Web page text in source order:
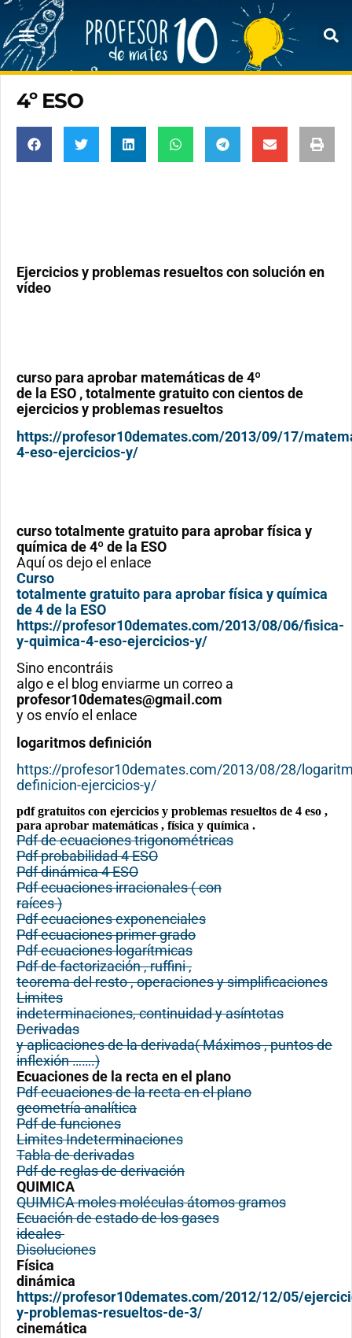
4º ESO
Ejercicios y problemas resueltos con solución en
vídeo
curso para aprobar matemáticas de 4º
de la ESO , totalmente gratuito con cientos de
ejercicios y problemas resueltos
https://profesor10demates.com/2013/09/17/
4-eso-ejercicios-y/
curso totalmente gratuito para aprobar física y
química de 4º de la ESO
Aquí os dejo el enlace
Curso
totalmente gratuito para aprobar física y química
de 4 de la ESO
https://profesor10demates.com/2013/08/06/fisica-
y-quimica-4-eso-ejercicios-y/
Sino encontráis
algo e el blog enviarme un correo a
profesor10demates@gmail.com
y os envío el enlace
logaritmos definición
https://profesor10demates.com/2013/08/28/
definicion-ejercicios-y/
pdf gratuitos con ejercicios y problemas resueltos de 4 eso ,
para aprobar matemáticas , física y química .
Pdf de ecuaciones trigonométricas
Pdf probabilidad 4 ESO
Pdf dinámica 4 ESO
Pdf ecuaciones irracionales ( con
raíces )
Pdf ecuaciones exponenciales
Pdf ecuaciones primer grado
Pdf ecuaciones logarítmicas
Pdf de factorización , ruffini ,
teorema del resto , operaciones y simplificaciones
Limites
indeterminaciones, continuidad y asíntotas
Derivadas
y aplicaciones de la derivada( Máximos , puntos de
inflexión …….)
Ecuaciones de la recta en el plano
Pdf ecuaciones de la recta en el plano
geometría analítica
Pdf de funciones
Limites Indeterminaciones
Tabla de derivadas
Pdf de reglas de derivación
QUIMICA
QUIMICA moles moléculas átomos gramos
Ecuación de estado de los gases
ideales
Disoluciones
Física
dinámica
https://profesor10demates.com/2012/12/05/
y-problemas-resueltos-de-3/
cinemática